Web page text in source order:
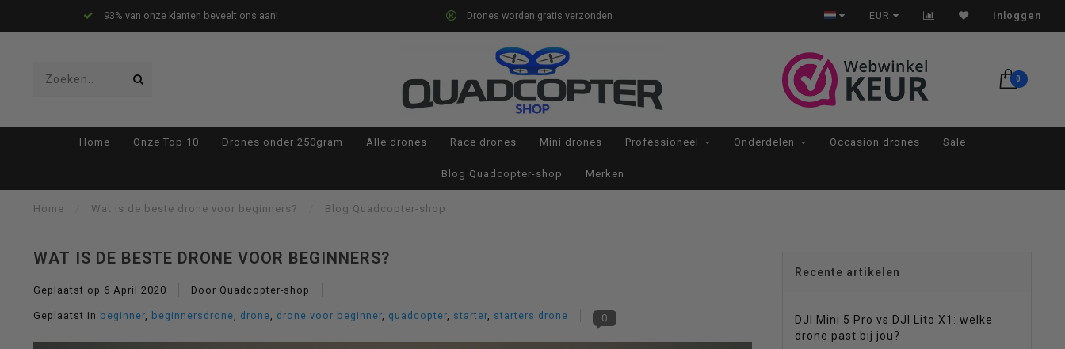
93% van onze klanten beveelt ons aan! Drones worden gratis verzonden Op werkdagen voor 22:00 besteld, morgen in huis*
EUR Inloggen
0
Home Onze Top 10 Drones onder 250gram Alle drones Race drones Mini drones Professioneel Onderdelen Occasion drones Sale
Blog Quadcopter-shop Merken
Home Wat is de beste drone voor beginners? Blog Quadcopter-shop
WAT IS DE BESTE DRONE VOOR BEGINNERS?
Geplaatst op 6 April 2020 Door Quadcopter-shop
Geplaatst in beginner beginnersdrone drone drone voor beginner quadcopter starter starters drone 0
Recente artikelen
DJI Mini 5 Pro vs DJI Lito X1: welke
drone past bij jou?